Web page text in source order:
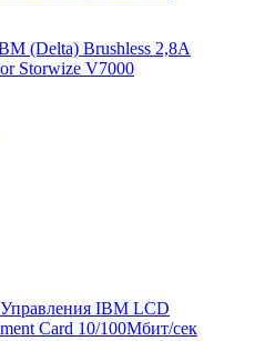
(Delta) Brushless 2,8A
Storwize V7000